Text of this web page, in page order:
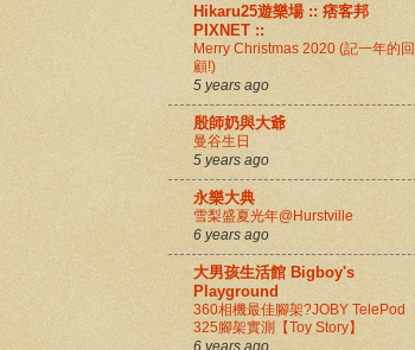
Hikaru25遊樂場 :: 痞客邦
PIXNET ::
Merry Christmas 2020 (記一年的回
顧!)
5 years ago
殷師奶與大爺
曼谷生日
5 years ago
永樂大典
雪梨盛夏光年@Hurstville
6 years ago
大男孩生活館 Bigboy's
Playground
360相機最佳腳架?JOBY TelePod
325腳架實測【Toy Story】
6 years ago